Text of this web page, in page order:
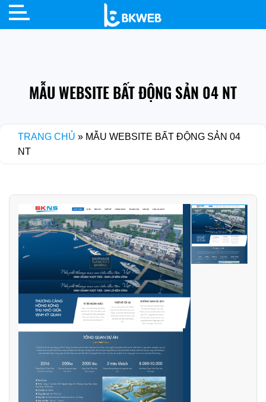
Skip
MẪU WEBSITE BẤT ĐỘNG SẢN 04 NT
TRANG CHỦ » MẪU WEBSITE BẤT ĐỘNG SẢN 04
NT